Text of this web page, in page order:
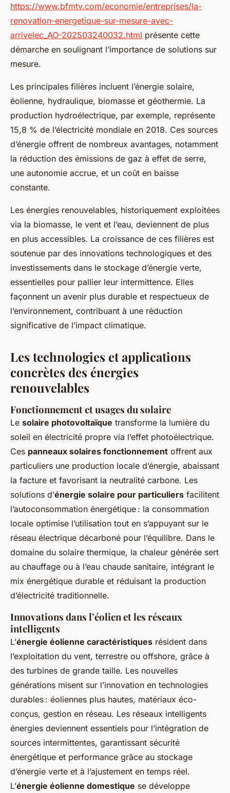
https://www.bfmtv.com/economie/entreprises/la-
renovation-energetique-sur-mesure-avec-
arrivelec_AO-202503240032.html présente cette
démarche en soulignant l’importance de solutions sur
mesure.
Les principales filières incluent l’énergie solaire,
éolienne, hydraulique, biomasse et géothermie. La
production hydroélectrique, par exemple, représente
15,8 % de l’électricité mondiale en 2018. Ces sources
d’énergie offrent de nombreux avantages, notamment
la réduction des émissions de gaz à effet de serre,
une autonomie accrue, et un coût en baisse
constante.
Les énergies renouvelables, historiquement exploitées
via la biomasse, le vent et l’eau, deviennent de plus
en plus accessibles. La croissance de ces filières est
soutenue par des innovations technologiques et des
investissements dans le stockage d’énergie verte,
essentielles pour pallier leur intermittence. Elles
façonnent un avenir plus durable et respectueux de
l’environnement, contribuant à une réduction
significative de l’impact climatique.
Les technologies et applications
concrètes des énergies
renouvelables
Fonctionnement et usages du solaire
Le solaire photovoltaïque transforme la lumière du
soleil en électricité propre via l’effet photoélectrique.
Ces panneaux solaires fonctionnement offrent aux
particuliers une production locale d’énergie, abaissant
la facture et favorisant la neutralité carbone. Les
solutions d’énergie solaire pour particuliers facilitent
l’autoconsommation énergétique : la consommation
locale optimise l’utilisation tout en s’appuyant sur le
réseau électrique décarboné pour l’équilibre. Dans le
domaine du solaire thermique, la chaleur générée sert
au chauffage ou à l’eau chaude sanitaire, intégrant le
mix énergétique durable et réduisant la production
d’électricité traditionnelle.
Innovations dans l’éolien et les réseaux
intelligents
L’énergie éolienne caractéristiques résident dans
l’exploitation du vent, terrestre ou offshore, grâce à
des turbines de grande taille. Les nouvelles
générations misent sur l’innovation en technologies
durables : éoliennes plus hautes, matériaux éco-
conçus, gestion en réseau. Les réseaux intelligents
énergies deviennent essentiels pour l’intégration de
sources intermittentes, garantissant sécurité
énergétique et performance grâce au stockage
d’énergie verte et à l’ajustement en temps réel.
L’énergie éolienne domestique se développe